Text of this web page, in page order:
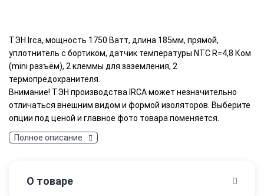
ТЭН Irca, мощность 1750 Ватт, длина 185мм, прямой,
уплотнитель с бортиком, датчик температуры NTC R=4,8 Ком
(mini разъём), 2 клеммы для заземления, 2
термопредохранителя.
Внимание! ТЭН производства IRCA может незначительно
отличаться внешним видом и формой изоляторов. Выберите
опции под ценой и главное фото товара поменяется.
Полное описание
О товаре